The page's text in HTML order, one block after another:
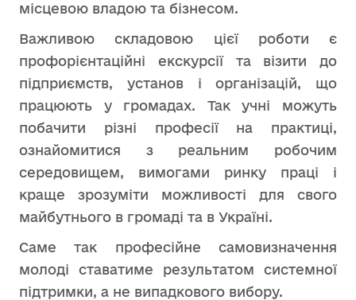
місцевою владою та бізнесом.
Важливою складовою цієї роботи є
профорієнтаційні екскурсії та візити до
підприємств, установ і організацій, що
працюють у громадах. Так учні можуть
побачити різні професії на практиці,
ознайомитися з реальним робочим
середовищем, вимогами ринку праці і
краще зрозуміти можливості для свого
майбутнього в громаді та в Україні.
Саме так професійне самовизначення
молоді ставатиме результатом системної
підтримки, а не випадкового вибору.